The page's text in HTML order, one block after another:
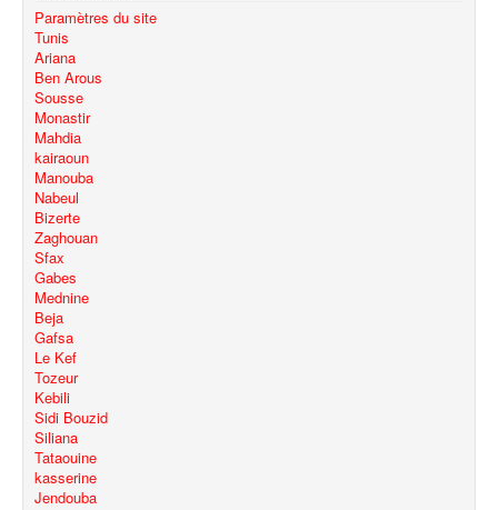
Paramètres du site
Tunis
Ariana
Ben Arous
Sousse
Monastir
Mahdia
kairaoun
Manouba
Nabeul
Bizerte
Zaghouan
Sfax
Gabes
Mednine
Beja
Gafsa
Le Kef
Tozeur
Kebili
Sidi Bouzid
Siliana
Tataouine
kasserine
Jendouba